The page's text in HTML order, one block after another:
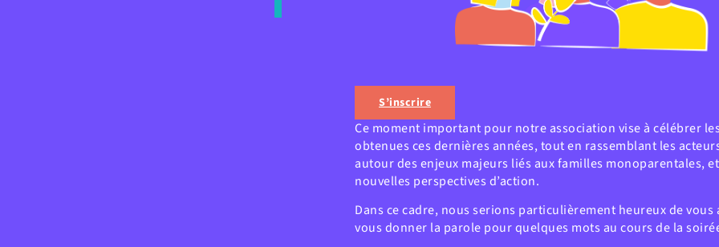
S’inscrire
Ce moment important pour notre association vise à célébrer
obtenues ces dernières années, tout en rassemblant les
autour des enjeux majeurs liés aux familles monoparentales,
nouvelles perspectives d’action.
Dans ce cadre, nous serions particulièrement heureux de
vous donner la parole pour quelques mots au cours de la